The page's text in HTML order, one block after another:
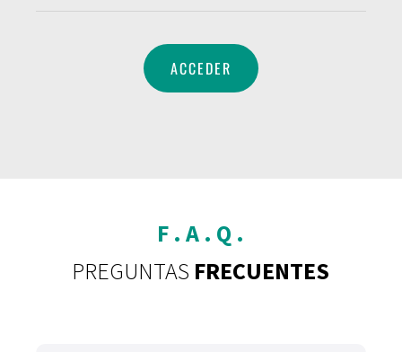
ACCEDER
Dudas más comunes
F . A . Q .
PREGUNTAS FRECUENTES